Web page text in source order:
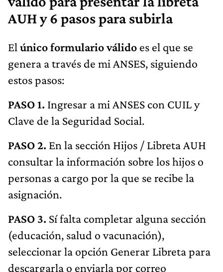
AUH y 6 pasos para subirla
El único formulario válido es el que se
genera a través de mi ANSES, siguiendo
estos pasos:
PASO 1. Ingresar a mi ANSES con CUIL y
Clave de la Seguridad Social.
PASO 2. En la sección Hijos / Libreta AUH
consultar la información sobre los hijos o
personas a cargo por la que se recibe la
asignación.
PASO 3. Sí falta completar alguna sección
(educación, salud o vacunación),
seleccionar la opción Generar Libreta para
descargarla o enviarla por correo